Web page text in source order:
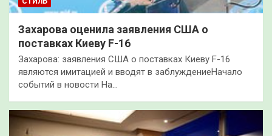
Захарова оценила заявления США о
поставках Киеву F-16
Захарова: заявления США о поставках Киеву F-16
являются имитацией и вводят в заблуждениеНачало
событий в новости На…